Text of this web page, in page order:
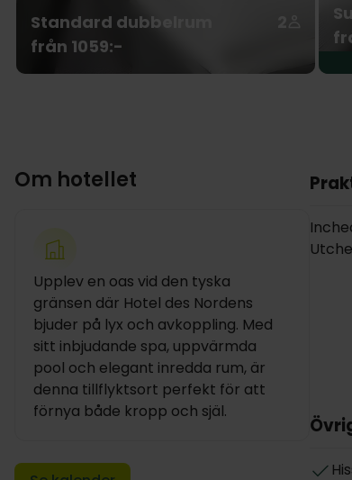
Standard dubbelrum
från 1059:-
Om hotellet
Upplev en oas vid den tyska
gränsen där Hotel des Nordens
bjuder på lyx och avkoppling. Med
sitt inbjudande spa, uppvärmda
pool och elegant inredda rum, är
denna tillflyktsort perfekt för att
förnya både kropp och själ.